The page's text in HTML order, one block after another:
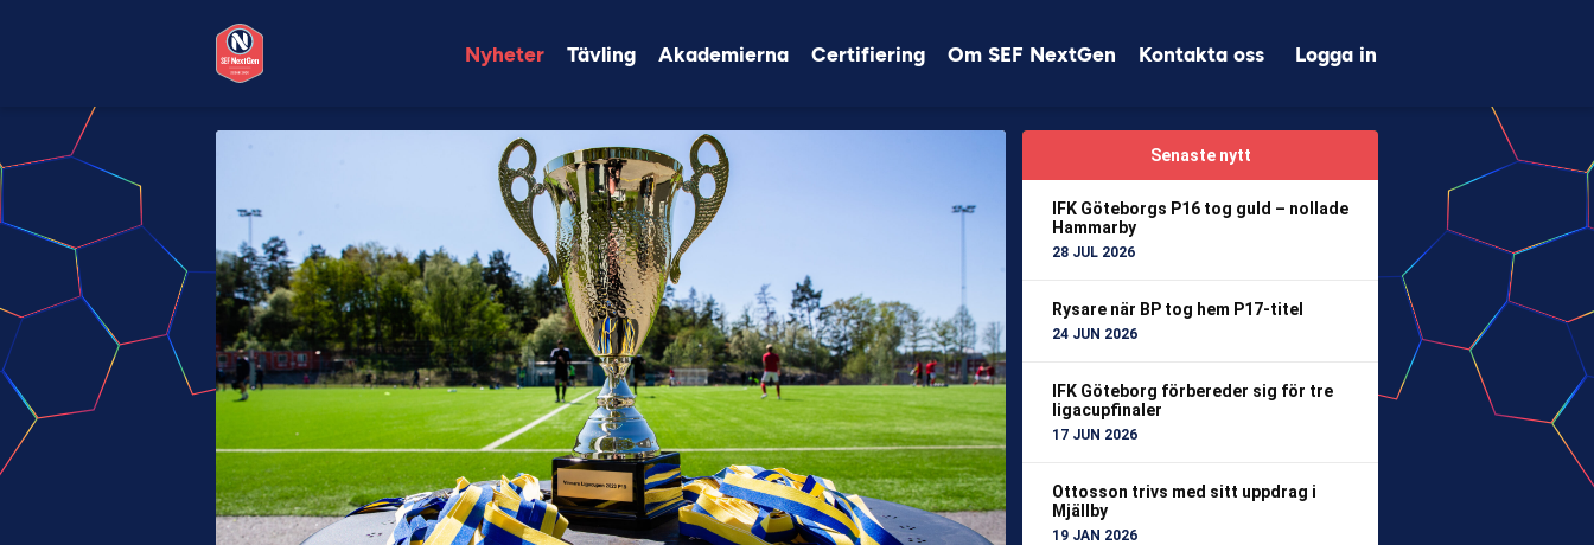
Nyheter Tävling Akademierna Certifiering Om SEF NextGen Kontakta oss Logga in
Senaste nytt
IFK Göteborgs P16 tog guld – nollade
Hammarby
28 JUL 2026
Rysare när BP tog hem P17-titel
24 JUN 2026
IFK Göteborg förbereder sig för tre
ligacupfinaler
17 JUN 2026
Ottosson trivs med sitt uppdrag i
Mjällby
19 JAN 2026